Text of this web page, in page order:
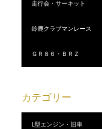
走行会・サーキット
鈴鹿クラブマンレース
ＧＲ８６・ＢＲＺ
カテゴリー
L型エンジン・旧車